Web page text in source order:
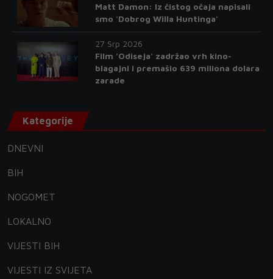
Matt Damon: Iz čistog očaja napisali
smo 'Dobrog Willa Huntinga'
27 Srp 2026
Film 'Odiseja' zadržao vrh kino-
blagajni i premašio 639 miliona dolara
zarade
Kategorije
DNEVNI
BIH
NOGOMET
LOKALNO
VIJESTI BIH
VIJESTI IZ SVIJETA